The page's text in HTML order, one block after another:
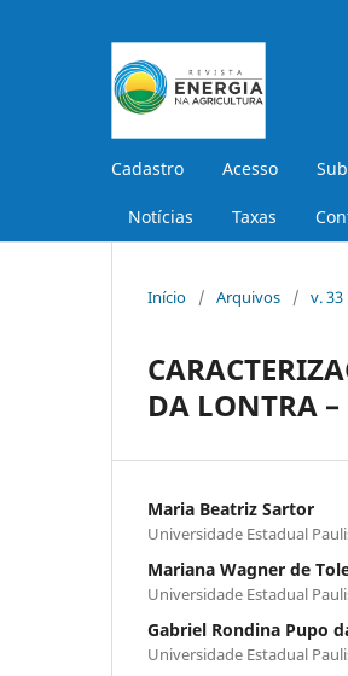
Cadastro Acesso
Notícias Taxas
Início / Arquivos / v.
DA LONTRA
Maria Beatriz Sartor
Universidade Estadual
Mariana Wagner de
Universidade Estadual
Gabriel Rondina Pupo
Universidade Estadual